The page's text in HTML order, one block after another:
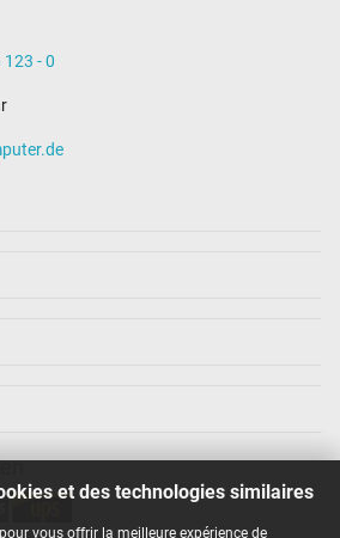
et des technologies similaires
vous offrir la meilleure expérience de
- 0